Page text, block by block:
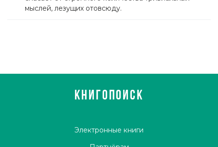
мыслей, лезущих отовсюду.
КНИГОПОИСК
Электронные книги